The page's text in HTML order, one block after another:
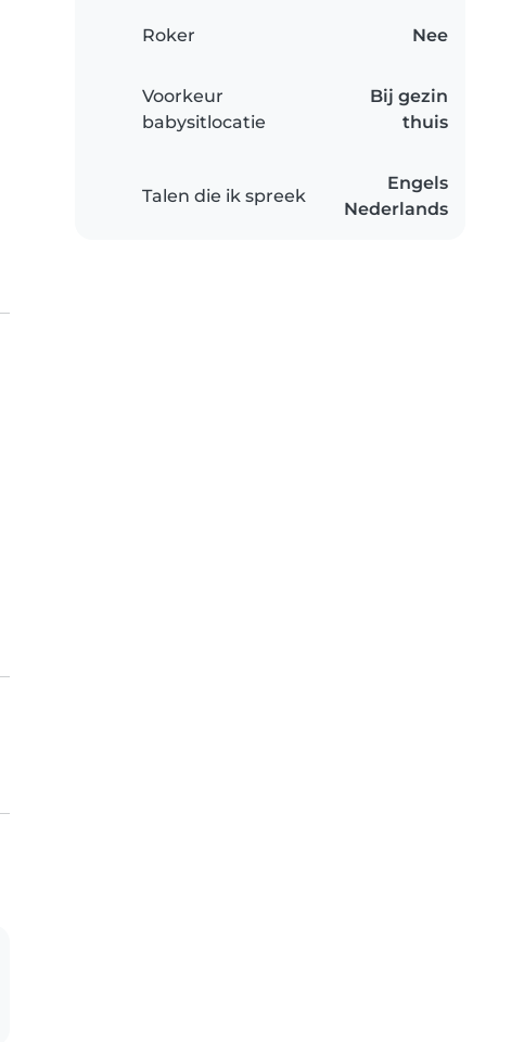
Roker Nee
Voorkeur
babysitlocatie
Bij gezin
thuis
Talen die ik spreek
Engels
Nederlands